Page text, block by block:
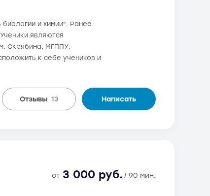
и химии". Ранее
являются
Скрябина, МГППУ.
к себе учеников и
Отзывы 13 Написать
от 3 000 руб. / 90 мин.